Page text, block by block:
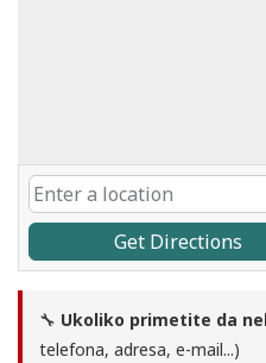
Get Directions
🔧 Ukoliko primetite da
telefona, adresa, e-mail...)